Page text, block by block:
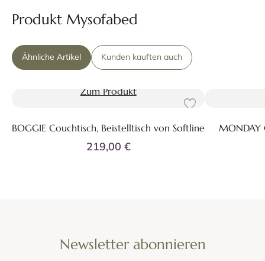
Produkt Mysofabed
Ähnliche Artikel Kunden kauften auch
Zum Produkt
BOGGIE Couchtisch, Beistelltisch von Softline
219,00 €
MONDAY
Newsletter abonnieren